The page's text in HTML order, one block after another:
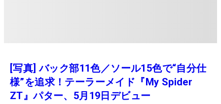
[写真] バック部11色／ソール15色で“自分仕
様”を追求！テーラーメイド『My Spider
ZT』パター、5月19日デビュー